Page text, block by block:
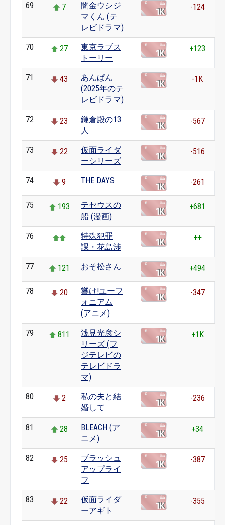
69 7
闇金ウシジ
マくん (テ
レビドラマ)
-124
70 27
東京ラブス
トーリー
+123
71 43
あんぱん
(2025年のテ
レビドラマ)
-1K
72 23
鎌倉殿の13
人
-567
73 22
仮面ライダ
ーシリーズ
-516
74 9 THE DAYS -261
75 193
テセウスの
船 (漫画)
+681
76
特殊犯罪
課・花島渉
++
77 121 おそ松さん +494
78 20
響け!ユーフ
ォニアム
(アニメ)
-347
79 811
浅見光彦シ
リーズ (フ
ジテレビの
テレビドラ
マ)
+1K
80 2
私の夫と結
婚して
-236
81 28
BLEACH (ア
ニメ)
+34
82 25
ブラッシュ
アップライ
フ
-387
83 22
仮面ライダ
ーアギト
-355